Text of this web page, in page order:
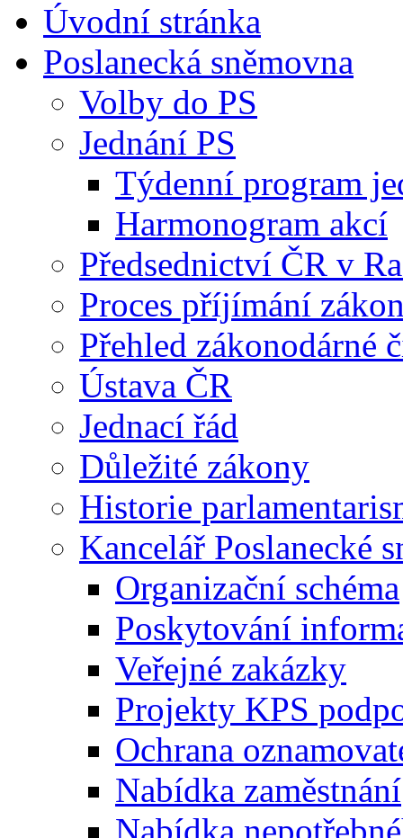
Úvodní stránka
Poslanecká sněmovna
Volby do PS
Jednání PS
Týdenní program
Harmonogram akcí
Předsednictví ČR v
Proces příjímání
Přehled zákonodárné
Ústava ČR
Jednací řád
Důležité zákony
Historie
Kancelář Poslanecké
Organizační schéma
Poskytování
Veřejné zakázky
Projekty KPS
Ochrana
Nabídka zaměstnání
Nabídka